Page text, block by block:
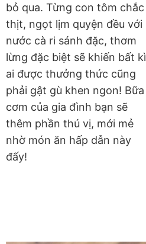
bỏ qua. Từng con tôm chắc
thịt, ngọt lịm quyện đều với
nước cà ri sánh đặc, thơm
lừng đặc biệt sẽ khiến bất kì
ai được thưởng thức cũng
phải gật gù khen ngon! Bữa
cơm của gia đình bạn sẽ
thêm phần thú vị, mới mẻ
nhờ món ăn hấp dẫn này
đấy!